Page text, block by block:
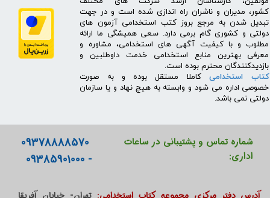
کشور، مدیران و ناشران راه اندازی شده است و در جهت
تبدیل شدن به مرجع بروز کتب استخدامی آزمون های
دولتی و کشوری گام برمی دارد. سعی همیشگی ما ارائه
مطلوب و با کیفیت آگهی های استخدامی، مشاوره و
معرفی بهترین منابع استخدامی خدمت داوطلبین و
بازدیدکنندگان محترم بوده است.
کتاب استخدامیکاملا مستقل بوده و به صورت
خصوصی اداره می شود و وابسته به هیچ نهاد و یا سازمان
دولتی نمی باشد.
شماره تماس و پشتیبانی در ساعات
اداری:
09378888570
- 09385901000